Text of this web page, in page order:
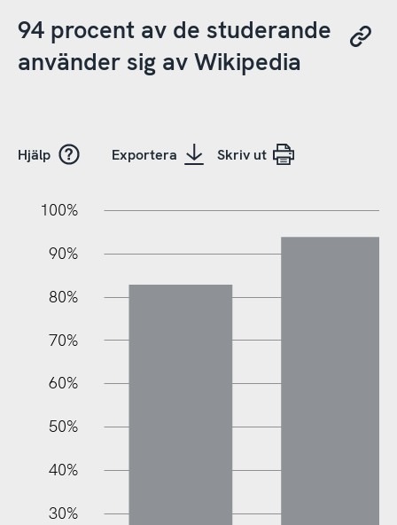
94 procent av de studerande
använder sig av Wikipedia
Hjälp Exportera Skriv ut
100%
30%
40%
50%
60%
70%
80%
90%
100%